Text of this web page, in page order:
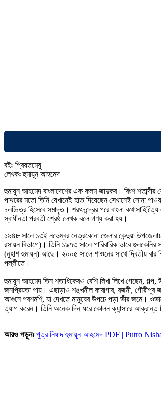
বইঃ প্রিয়তমেষু
লেখকঃ হুমায়ূন আহমেদ
হুমায়ুন আহমেদ বাংলাদেশের এক কলম জাদুকর। বিংশ শতাব্দীর
পাথরের মতো তিনি যেখানেই হাত দিয়েছেন সেখানেই সোনা
চলচ্চিত্র হিসেবে সমাদৃত। শরৎচন্দ্রের পরে বাংলা
স্বাধীনতা পরবর্তী শ্রেষ্ঠ লেখক বলে গণ্য করা হয।
১৯৪৮ সালে ১৩ই নভেম্বর নেত্রকোনা জেলার কেন্দুয়া
রসায়ন বিভাগে)। তিনি ১৯৭৩ সালে পারিবারিক ভাবে
(নুহাশ হুমায়ূন) আছে। ২০০৫ সালে শাওনের সাথে দ্বিতীয় বার
পল্লীতে।
হুমায়ুন আহমেদ তিন শতাধিকেরও বেশি লিখা লিখে গেছেন,
জনপ্রিয়তা পায়। এছাড়াও শঙ্খনীল কারাগার, রজনী,
আগুনে পরশমণি, যা দেখতে মানুষের উপচে পড়া ভীর জমে।
ত্যাগ করেন। তিনি অনেক দিন ধরে কোলন ক্যান্সারে
আরও পড়ুনঃপুত্র নিষাদ হুমায়ূন আহমেদ PDF | Putro